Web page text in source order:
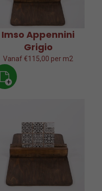
Imso Appennini
Grigio
Vanaf €115,00 per m2
+